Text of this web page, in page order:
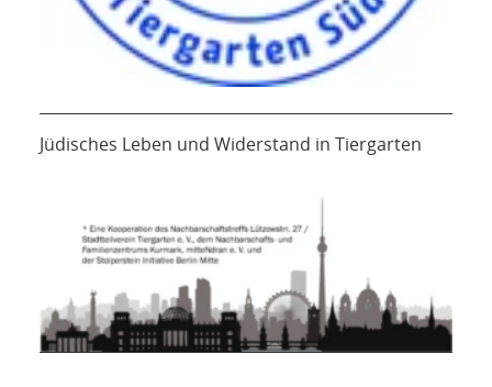
Jüdisches Leben und Widerstand in Tiergarten